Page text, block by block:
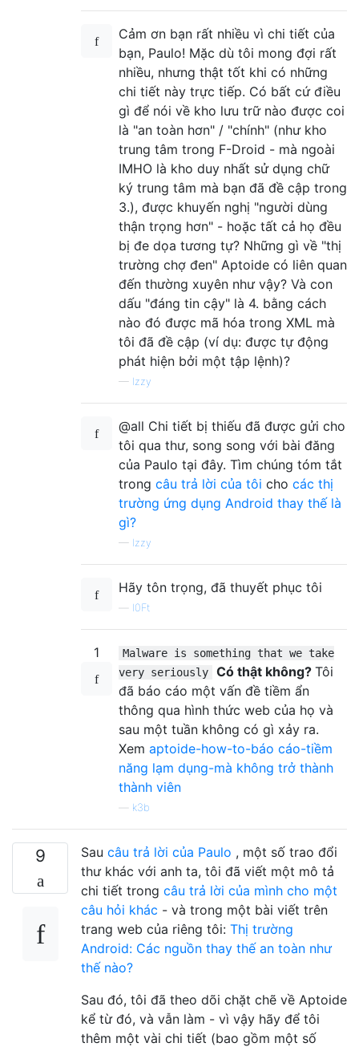
Cảm ơn bạn rất nhiều vì chi tiết của
bạn, Paulo! Mặc dù tôi mong đợi rất
nhiều, nhưng thật tốt khi có những
chi tiết này trực tiếp. Có bất cứ điều
gì để nói về kho lưu trữ nào được coi
là "an toàn hơn" / "chính" (như kho
trung tâm trong F-Droid - mà ngoài
IMHO là kho duy nhất sử dụng chữ
ký trung tâm mà bạn đã đề cập trong
3.), được khuyến nghị "người dùng
thận trọng hơn" - hoặc tất cả họ đều
bị đe dọa tương tự? Những gì về "thị
trường chợ đen" Aptoide có liên quan
đến thường xuyên như vậy? Và con
dấu "đáng tin cậy" là 4. bằng cách
nào đó được mã hóa trong XML mà
tôi đã đề cập (ví dụ: được tự động
phát hiện bởi một tập lệnh)?
— Izzy
@all Chi tiết bị thiếu đã được gửi cho
tôi qua thư, song song với bài đăng
của Paulo tại đây. Tìm chúng tóm tắt
trong câu trả lời của tôi cho các thị
trường ứng dụng Android thay thế là
gì?
— Izzy
Hãy tôn trọng, đã thuyết phục tôi
l0Ft
1
Malware is something that we take
very seriously
Có thật không? Tôi
đã báo cáo một vấn đề tiềm ẩn
thông qua hình thức web của họ và
sau một tuần không có gì xảy ra.
Xem aptoide-how-to-báo cáo-tiềm
năng lạm dụng-mà không trở thành
thành viên
k3b
9 Sau câu trả lời của Paulo , một số trao đổi
thư khác với anh ta, tôi đã viết một mô tả
chi tiết trong câu trả lời của mình cho một
câu hỏi khác - và trong một bài viết trên
trang web của riêng tôi: Thị trường
Android: Các nguồn thay thế an toàn như
thế nào?
Sau đó, tôi đã theo dõi chặt chẽ về Aptoide
kể từ đó, và vẫn làm - vì vậy hãy để tôi
thêm một vài chi tiết (bao gồm một số